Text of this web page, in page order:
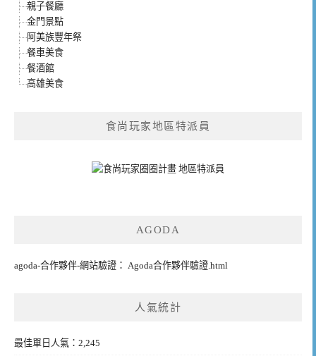
親子餐廳
金門景點
阿美族豐年祭
餐車美食
餐酒館
高雄美食
食尚玩家地區特派員
AGODA
agoda-合作夥伴-網站驗證： Agoda合作夥伴驗證.html
人氣統計
最佳單日人氣：2,245